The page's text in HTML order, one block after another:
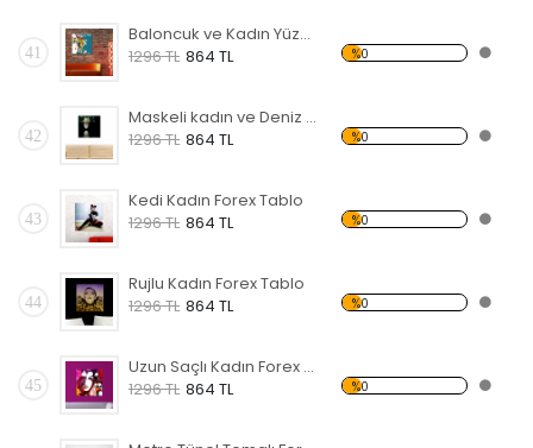
41
Baloncuk ve Kadın Yüzü Forex Tablo
1296 TL 864 TL %0
42
Maskeli kadın ve Deniz Forex Tablo
1296 TL 864 TL %0
43
Kedi Kadın Forex Tablo
1296 TL 864 TL %0
44
Rujlu Kadın Forex Tablo
1296 TL 864 TL %0
45
Uzun Saçlı Kadın Forex Tablo
1296 TL 864 TL %0